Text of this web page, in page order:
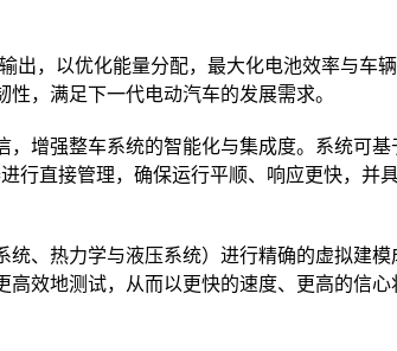
，以优化能量分配，最大化电池效率与车辆
，满足下一代电动汽车的发展需求。
增强整车系统的智能化与集成度。系统可基
行直接管理，确保运行平顺、响应更快，并
、热力学与液压系统）进行精确的虚拟建模
效地测试，从而以更快的速度、更高的信心